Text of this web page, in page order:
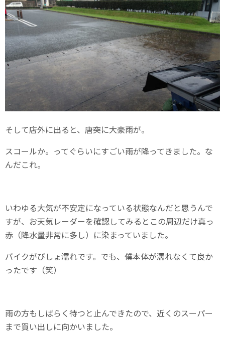
そして店外に出ると、唐突に大豪雨が。
スコールか。ってぐらいにすごい雨が降ってきました。な
んだこれ。
いわゆる大気が不安定になっている状態なんだと思うんで
すが、お天気レーダーを確認してみるとこの周辺だけ真っ
赤（降水量非常に多し）に染まっていました。
バイクがびしょ濡れです。でも、僕本体が濡れなくて良か
ったです（笑）
雨の方もしばらく待つと止んできたので、近くのスーパー
まで買い出しに向かいました。